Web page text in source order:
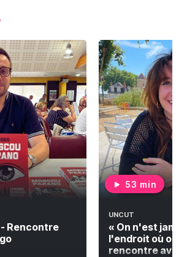
Rencontre
53 min
UNCUT
« On n'est
l'endroit où on
rencontre avec